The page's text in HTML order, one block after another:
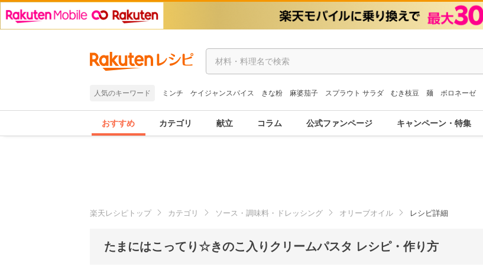
人気のキーワード ミンチ ケイジャンスパイス きな粉 麻婆茄子 スプラウト サラダ むき枝豆 麺 ボロネーゼ
おすすめ カテゴリ 献立 コラム 公式ファンページ キャンペーン・特集
楽天レシピトップ カテゴリ ソース・調味料・ドレッシング オリーブオイル レシピ詳細
たまにはこってり☆きのこ入りクリームパスタ レシピ・作り方